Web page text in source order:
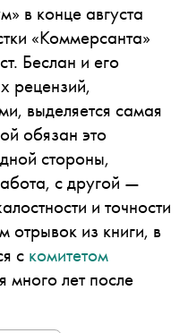
в конце августа
«Коммерсанта»
Беслан и его
рецензий,
выделяется самая
обязан это
стороны,
с другой —
и точности
отрывок из книги, в
с комитетом
много лет после